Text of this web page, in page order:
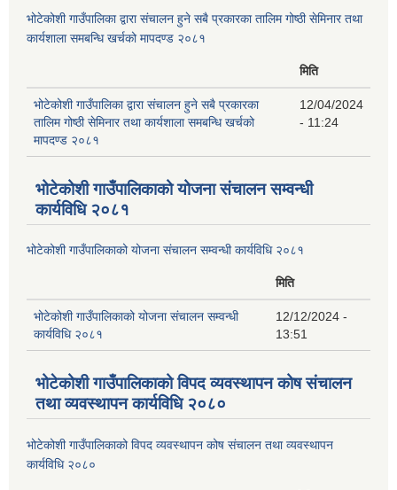
भोटेकोशी गाउँपालिका द्वारा संचालन हुने सबै प्रकारका तालिम गोष्ठी सेमिनार तथा
कार्यशाला समबन्धि खर्चको मापदण्ड २०८१
मिति
भोटेकोशी गाउँपालिका द्वारा संचालन हुने सबै प्रकारका
तालिम गोष्ठी सेमिनार तथा कार्यशाला समबन्धि खर्चको
मापदण्ड २०८१
12/04/2024
- 11:24
भोटेकोशी गाउँपालिकाको योजना संचालन सम्वन्धी
कार्यविधि २०८१
भोटेकोशी गाउँपालिकाको योजना संचालन सम्वन्धी कार्यविधि २०८१
मिति
भोटेकोशी गाउँपालिकाको योजना संचालन सम्वन्धी
कार्यविधि २०८१
12/12/2024 -
13:51
भोटेकोशी गाउँपालिकाको विपद व्यवस्थापन कोष संचालन
तथा व्यवस्थापन कार्यविधि २०८०
भोटेकोशी गाउँपालिकाको विपद व्यवस्थापन कोष संचालन तथा व्यवस्थापन
कार्यविधि २०८०